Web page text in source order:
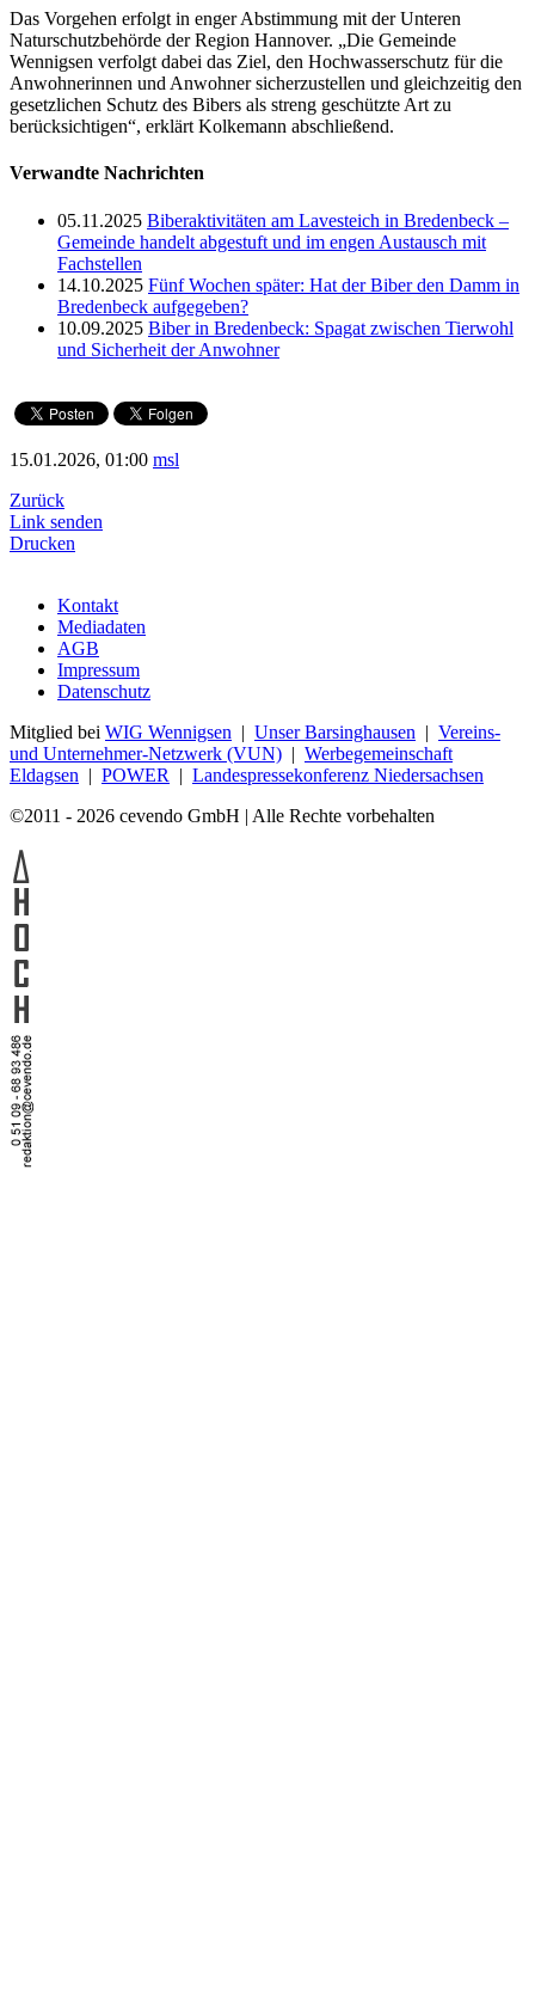
Das Vorgehen erfolgt in enger Abstimmung mit der Unteren
Naturschutzbehörde der Region Hannover. „Die Gemeinde
Wennigsen verfolgt dabei das Ziel, den Hochwasserschutz für die
Anwohnerinnen und Anwohner sicherzustellen und gleichzeitig den
gesetzlichen Schutz des Bibers als streng geschützte Art zu
berücksichtigen“, erklärt Kolkemann abschließend.
Verwandte Nachrichten
05.11.2025 Biberaktivitäten am Lavesteich in Bredenbeck –
Gemeinde handelt abgestuft und im engen Austausch mit
Fachstellen
14.10.2025 Fünf Wochen später: Hat der Biber den Damm in
Bredenbeck aufgegeben?
10.09.2025 Biber in Bredenbeck: Spagat zwischen Tierwohl
und Sicherheit der Anwohner
15.01.2026, 01:00 msl
Zurück
Link senden
Drucken
Kontakt
Mediadaten
AGB
Impressum
Datenschutz
Mitglied bei WIG Wennigsen | Unser Barsinghausen | Vereins-
und Unternehmer-Netzwerk (VUN) | Werbegemeinschaft
Eldagsen | POWER | Landespressekonferenz Niedersachsen
©2011 - 2026 cevendo GmbH | Alle Rechte vorbehalten